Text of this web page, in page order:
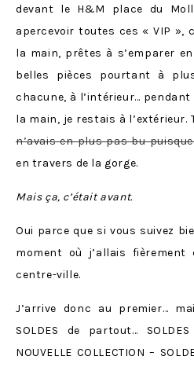
devant le H&M place du
apercevoir toutes ces « VIP »,
la main, prêtes à s’emparer
belles pièces pourtant à
chacune, à l’intérieur…
la main, je restais à
n’avais en plus pas bu
en travers de la gorge.
Mais ça, c’était avant.
Oui parce que si vous suivez
moment où j’allais
centre-ville.
J’arrive donc au premier…
SOLDES de partout…
NOUVELLE COLLECTION –